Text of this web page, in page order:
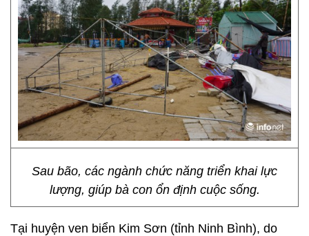
Sau bão, các ngành chức năng triển khai lực
lượng, giúp bà con ổn định cuộc sống.
Tại huyện ven biển Kim Sơn (tỉnh Ninh Bình), do